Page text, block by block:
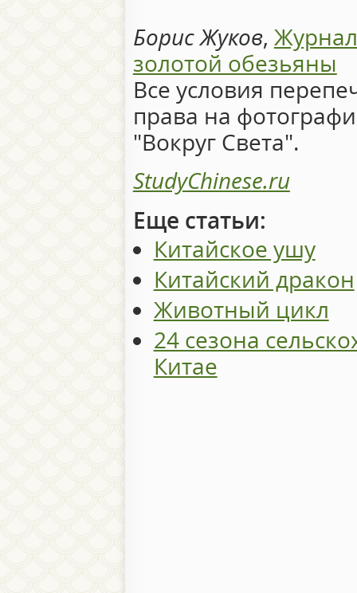
Борис Жуков,
золотой обезьяны
Все условия
права на
"Вокруг Света".
StudyChinese.ru
Еще статьи:
Китайское ушу
Китайский дракон
Животный цикл
24 сезона
Китае